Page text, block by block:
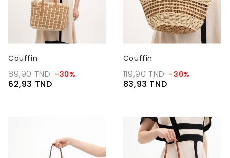
Couffin
89,90 TND -30%
62,93 TND
Couffin
119,90 TND -30%
83,93 TND